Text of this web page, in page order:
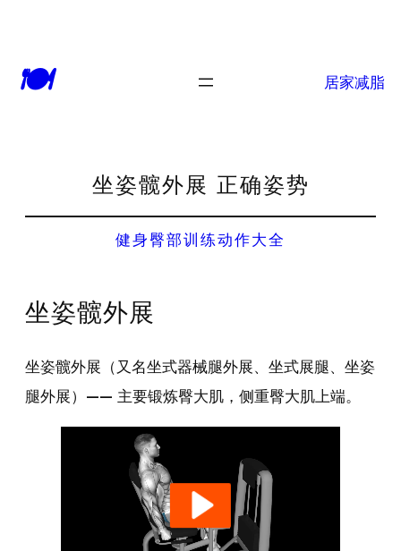
🍽 居家减脂
坐姿髋外展 正确姿势
健身臀部训练动作大全
坐姿髋外展
坐姿髋外展（又名坐式器械腿外展、坐式展腿、坐姿
腿外展）—— 主要锻炼臀大肌，侧重臀大肌上端。